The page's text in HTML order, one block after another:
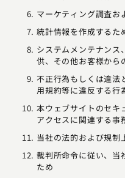
マーケティング調査お
統計情報を作成するた
システムメンテナンス
供、その他お客様から
不正行為もしくは違法
用規約等に違反する行
本ウェブサイトのセキ
アクセスに関連する事
当社の法的および規制
裁判所命令に従い、当
ため